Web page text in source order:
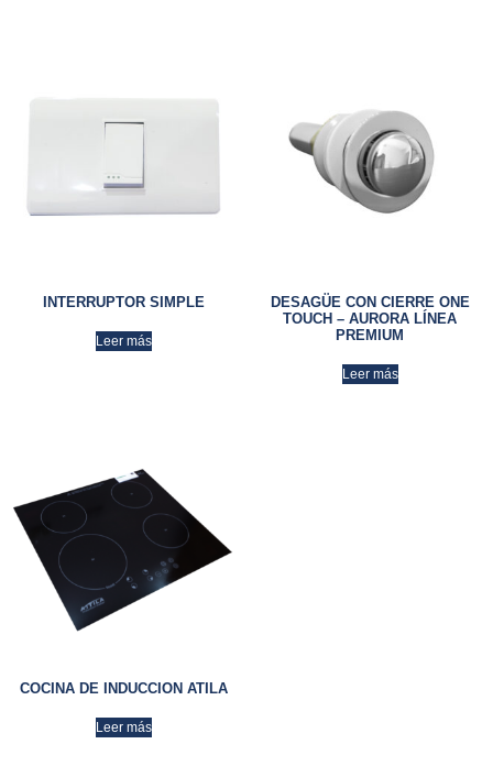
INTERRUPTOR SIMPLE
Leer más
DESAGÜE CON CIERRE ONE
TOUCH – AURORA LÍNEA
PREMIUM
Leer más
COCINA DE INDUCCION ATILA
Leer más